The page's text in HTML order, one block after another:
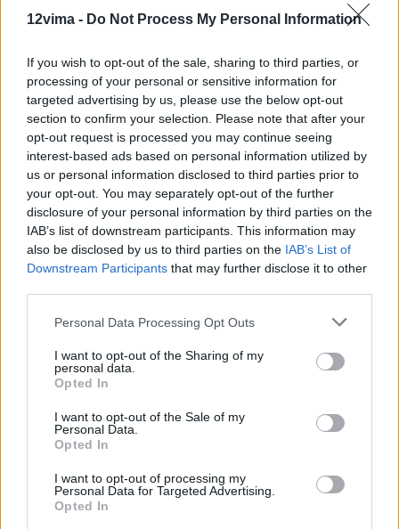
12vima - Do Not Process My Personal Information
If you wish to opt-out of the sale, sharing to third parties, or
processing of your personal or sensitive information for
targeted advertising by us, please use the below opt-out
section to confirm your selection. Please note that after your
opt-out request is processed you may continue seeing
interest-based ads based on personal information utilized by
us or personal information disclosed to third parties prior to
your opt-out. You may separately opt-out of the further
disclosure of your personal information by third parties on the
IAB’s list of downstream participants. This information may
also be disclosed by us to third parties on the IAB’s List of
Downstream Participants that may further disclose it to other
Personal Data Processing Opt Outs
I want to opt-out of the Sharing of my
personal data.
Opted In
I want to opt-out of the Sale of my
Personal Data.
Opted In
I want to opt-out of processing my
Personal Data for Targeted Advertising.
Opted In